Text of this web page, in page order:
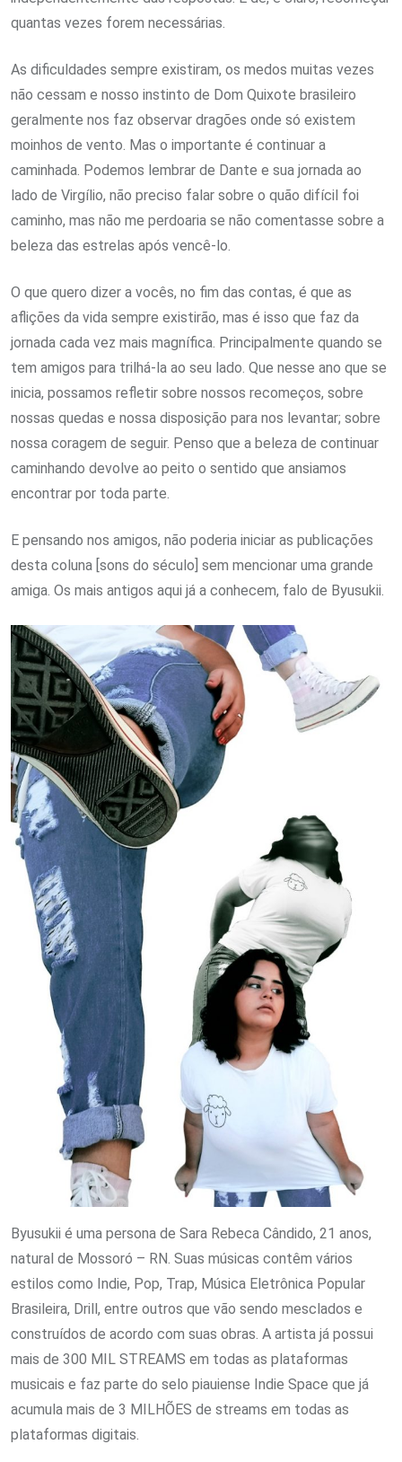
quantas vezes forem necessárias.
As dificuldades sempre existiram, os medos muitas vezes
não cessam e nosso instinto de Dom Quixote brasileiro
geralmente nos faz observar dragões onde só existem
moinhos de vento. Mas o importante é continuar a
caminhada. Podemos lembrar de Dante e sua jornada ao
lado de Virgílio, não preciso falar sobre o quão difícil foi
caminho, mas não me perdoaria se não comentasse sobre a
beleza das estrelas após vencê-lo.
O que quero dizer a vocês, no fim das contas, é que as
aflições da vida sempre existirão, mas é isso que faz da
jornada cada vez mais magnífica. Principalmente quando se
tem amigos para trilhá-la ao seu lado. Que nesse ano que se
inicia, possamos refletir sobre nossos recomeços, sobre
nossas quedas e nossa disposição para nos levantar; sobre
nossa coragem de seguir. Penso que a beleza de continuar
caminhando devolve ao peito o sentido que ansiamos
encontrar por toda parte.
E pensando nos amigos, não poderia iniciar as publicações
desta coluna [sons do século] sem mencionar uma grande
amiga. Os mais antigos aqui já a conhecem, falo de Byusukii.
Byusukii é uma persona de Sara Rebeca Cândido, 21 anos,
natural de Mossoró – RN. Suas músicas contêm vários
estilos como Indie, Pop, Trap, Música Eletrônica Popular
Brasileira, Drill, entre outros que vão sendo mesclados e
construídos de acordo com suas obras. A artista já possui
mais de 300 MIL STREAMS em todas as plataformas
musicais e faz parte do selo piauiense Indie Space que já
acumula mais de 3 MILHÕES de streams em todas as
plataformas digitais.